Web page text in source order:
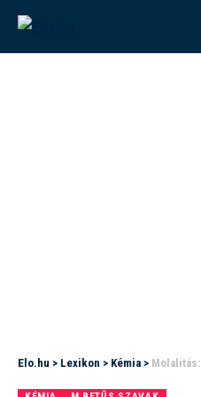
Elo.hu > Lexikon > Kémia >